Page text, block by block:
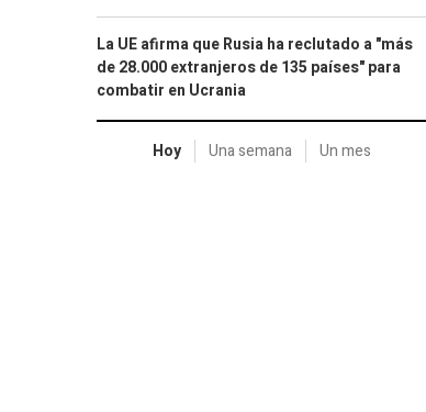
La UE afirma que Rusia ha reclutado a "más
de 28.000 extranjeros de 135 países" para
combatir en Ucrania
Hoy Una semana Un mes